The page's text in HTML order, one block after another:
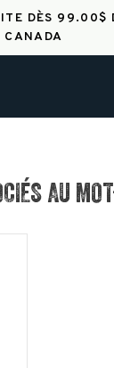
DÈS 99.00$
CANADA
AU